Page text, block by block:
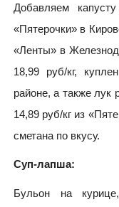
Добавляем
«Пятерочки» в
«Ленты» в
18,99 руб/кг,
районе, а также лук
14,89 руб/кг из
сметана по вкусу.
Суп-лапша:
Бульон на